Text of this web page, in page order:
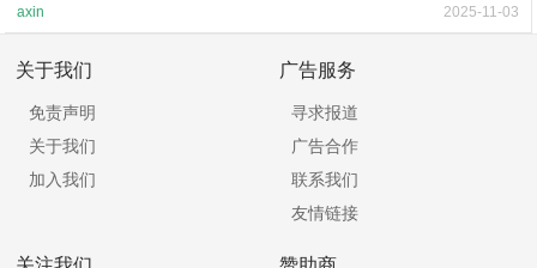
axin 2025-11-03
关于我们
免责声明
关于我们
加入我们
广告服务
寻求报道
广告合作
联系我们
友情链接